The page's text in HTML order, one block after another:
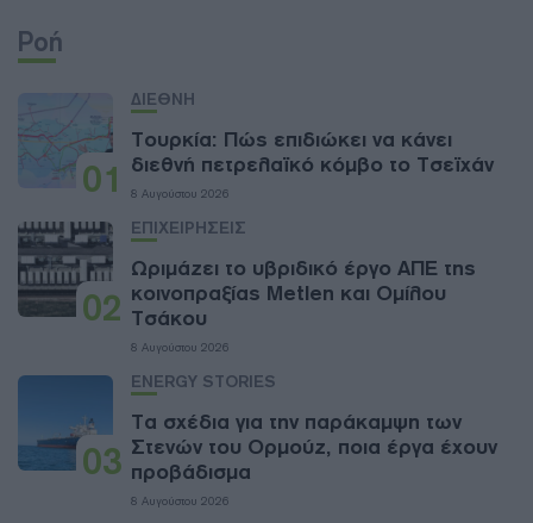
Ροή
01
ΔΙΕΘΝΗ
Τουρκία: Πώς επιδιώκει να κάνει
διεθνή πετρελαϊκό κόμβο το Τσεϊχάν
8 Αυγούστου 2026
02
ΕΠΙΧΕΙΡΗΣΕΙΣ
Ωριμάζει το υβριδικό έργο ΑΠΕ της
κοινοπραξίας Metlen και Ομίλου
Τσάκου
8 Αυγούστου 2026
03
ENERGY STORIES
Τα σχέδια για την παράκαμψη των
Στενών του Ορμούζ, ποια έργα έχουν
προβάδισμα
8 Αυγούστου 2026